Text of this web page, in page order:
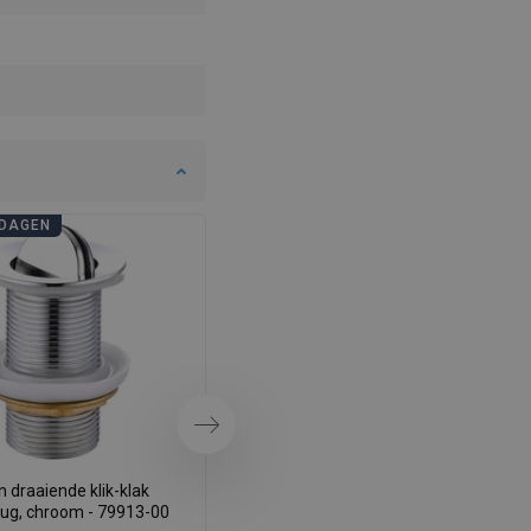
draaiende klik-klak
chroom - 79913-00
Volgende